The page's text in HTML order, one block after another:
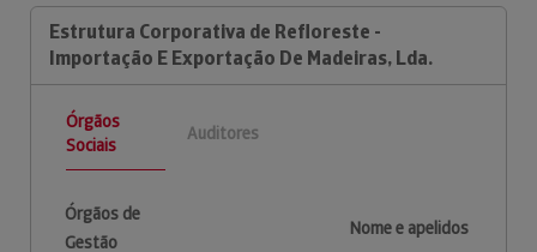
Estrutura Corporativa de Refloreste -
Importação E Exportação De Madeiras, Lda.
Órgãos
Sociais
Auditores
Órgãos de
Gestão
Nome e apelidos